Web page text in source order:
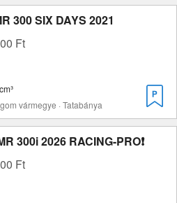
300 SIX DAYS 2021
Ft
vármegye · Tatabánya
300i 2026 RACING-PRO❗
Ft